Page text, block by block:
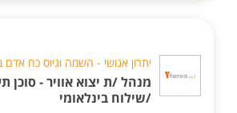
יתרון אנושי - השמה וגיוס כח
מנהל /ת יצוא אוויר - סוכן
/שילוח בינלאומי